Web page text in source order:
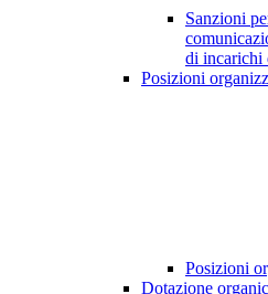
Sanzioni
di incarichi
Posizioni
Posizioni
Dotazione